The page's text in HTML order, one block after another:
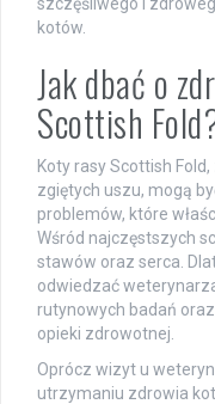
kotów.
Jak dbać o
Scottish
Koty rasy Scottish
zgiętych uszu, mogą
problemów, które
Wśród najczęstszych
stawów oraz serca.
odwiedzać
rutynowych badań
opieki zdrowotnej.
Oprócz wizyt u
utrzymaniu zdrowia